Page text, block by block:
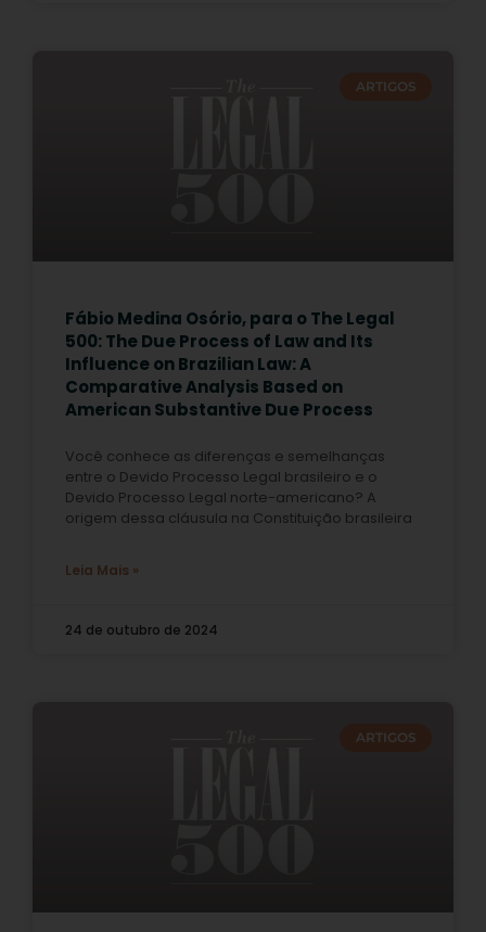
ARTIGOS
Fábio Medina Osório, para o The Legal
500: The Due Process of Law and Its
Influence on Brazilian Law: A
Comparative Analysis Based on
American Substantive Due Process
Você conhece as diferenças e semelhanças
entre o Devido Processo Legal brasileiro e o
Devido Processo Legal norte-americano? A
origem dessa cláusula na Constituição brasileira
Leia Mais »
24 de outubro de 2024
ARTIGOS